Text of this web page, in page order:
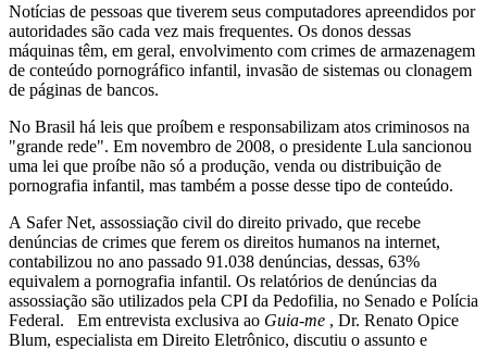
Notícias de pessoas que tiverem seus computadores apreendidos por
autoridades são cada vez mais frequentes. Os donos dessas
máquinas têm, em geral, envolvimento com crimes de armazenagem
de conteúdo pornográfico infantil, invasão de sistemas ou clonagem
de páginas de bancos.
No Brasil há leis que proíbem e responsabilizam atos criminosos na
"grande rede". Em novembro de 2008, o presidente Lula sancionou
uma lei que proíbe não só a produção, venda ou distribuição de
pornografia infantil, mas também a posse desse tipo de conteúdo.
A Safer Net, assossiação civil do direito privado, que recebe
denúncias de crimes que ferem os direitos humanos na internet,
contabilizou no ano passado 91.038 denúncias, dessas, 63%
equivalem a pornografia infantil. Os relatórios de denúncias da
assossiação são utilizados pela CPI da Pedofilia, no Senado e Polícia
Federal. Em entrevista exclusiva ao Guia-me , Dr. Renato Opice
Blum, especialista em Direito Eletrônico, discutiu o assunto e